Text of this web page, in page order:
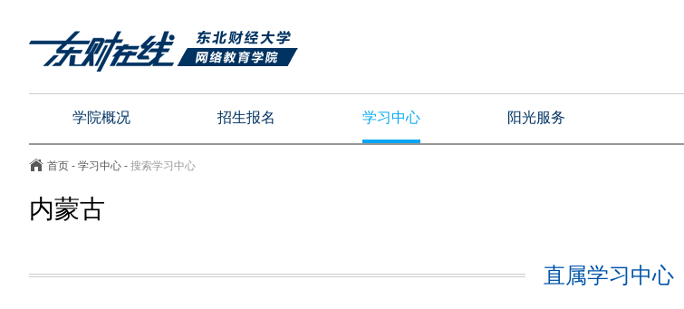
学院概况 招生报名 学习中心 阳光服务
首页 - 学习中心 - 搜索学习中心
内蒙古
直属学习中心